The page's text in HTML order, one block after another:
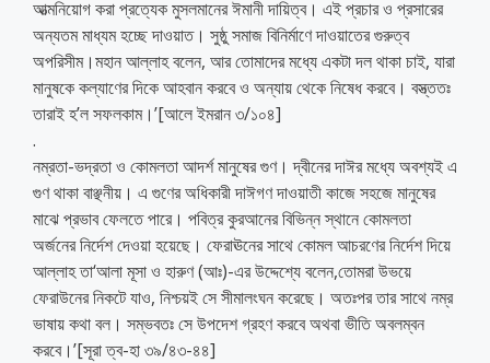
আত্মনিয়োগ করা প্রত্যেক মুসলমানের ঈমানী দায়িত্ব। এই প্রচার ও প্রসারের
অন্যতম মাধ্যম হচ্ছে দাওয়াত। সুষ্ঠু সমাজ বিনির্মাণে দাওয়াতের গুরুত্ব
অপরিসীম।মহান আল্লাহ বলেন, আর তোমাদের মধ্যে একটা দল থাকা চাই, যারা
মানুষকে কল্যাণের দিকে আহবান করবে ও অন্যায় থেকে নিষেধ করবে। বস্ত্ততঃ
তারাই হ’ল সফলকাম।’[আলে ইমরান ৩/১০৪]
.
নম্রতা-ভদ্রতা ও কোমলতা আদর্শ মানুষের গুণ। দ্বীনের দাঈর মধ্যে অবশ্যই এ
গুণ থাকা বাঞ্ছনীয়। এ গুণের অধিকারী দাঈগণ দাওয়াতী কাজে সহজে মানুষের
মাঝে প্রভাব ফেলতে পারে। পবিত্র কুরআনের বিভিন্ন স্থানে কোমলতা
অর্জনের নির্দেশ দেওয়া হয়েছে। ফেরাঊনের সাথে কোমল আচরণের নির্দেশ দিয়ে
আল্লাহ তা‘আলা মূসা ও হারুণ (আঃ)-এর উদ্দেশ্যে বলেন,তোমরা উভয়ে
ফেরাউনের নিকটে যাও, নিশ্চয়ই সে সীমালংঘন করেছে। অতঃপর তার সাথে নম্র
ভাষায় কথা বল। সম্ভবতঃ সে উপদেশ গ্রহণ করবে অথবা ভীতি অবলম্বন
করবে।’[সূরা ত্ব-হা ৩৯/৪৩-৪৪]